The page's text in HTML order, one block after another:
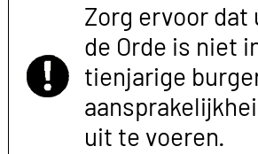
Zorg ervoor
de Orde is niet
tienjarige
uit te voeren.